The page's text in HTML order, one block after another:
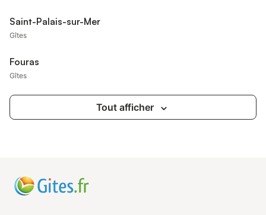
Saint-Palais-sur-Mer
Gîtes
Fouras
Gîtes
Tout afficher